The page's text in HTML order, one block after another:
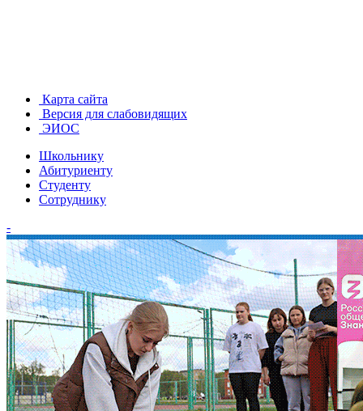
Карта сайта
Версия для слабовидящих
ЭИОС
Школьнику
Абитуриенту
Студенту
Сотруднику
-